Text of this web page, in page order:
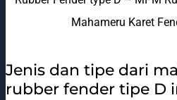
Mahameru Karet
Jenis dan tipe dari
rubber fender tipe D